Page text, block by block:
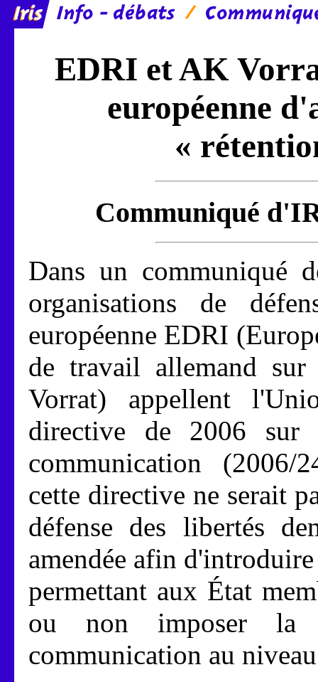
EDRI et AK
européenne
«
Communiqué
Dans un communiqué
organisations de
européenne EDRI
de travail allemand
Vorrat) appellent
directive de 2006 sur
communication (2006/
cette directive ne serait
défense des libertés
amendée afin
permettant aux État
ou non imposer la
communication au